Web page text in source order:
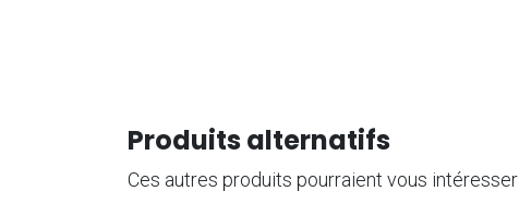
Produits alternatifs
Ces autres produits pourraient vous intéresser